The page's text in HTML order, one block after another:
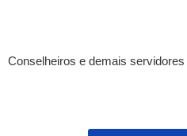
Conselheiros e demais